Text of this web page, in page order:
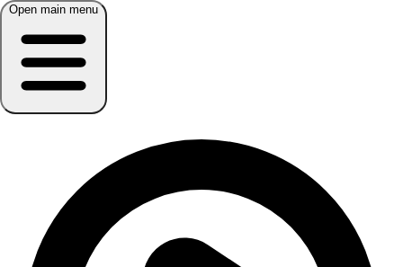
Open main menu